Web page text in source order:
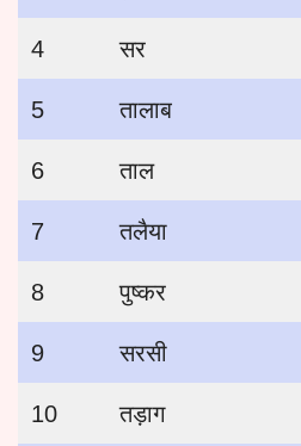
4 सर
5 तालाब
6 ताल
7 तलैया
8 पुष्कर
9 सरसी
10 तड़ाग